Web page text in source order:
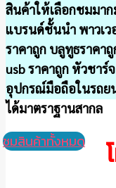
สินค้าให้เลือกชมมา
แบรนด์ชั้นนำ พาวเว
ราคาถูก บลูทูธราคา
usb ราคาถูก หัวชาร์
อุปกรณ์มือถือในรถย
ได้มาตราฐานสากล
ชมสินค้าทั้งหมด